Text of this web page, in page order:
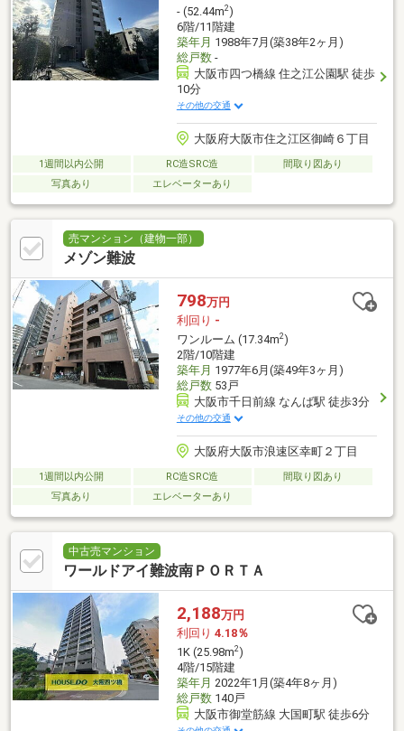
- (52.44m2)
6階/11階建
築年月 1988年7月(築38年2ヶ月)
総戸数-
大阪市四つ橋線 住之江公園駅 徒歩
10分
その他の交通
大阪府大阪市住之江区御崎６丁目
1週間以内公開 RC造SRC造
間取り図あり
写真あり
エレベーターあり
売マンション（建物一部）
メゾン難波
798万円
利回り -
ワンルーム (17.34m2)
2階/10階建
築年月 1977年6月(築49年3ヶ月)
総戸数53戸
大阪市千日前線 なんば駅 徒歩3分
その他の交通
大阪府大阪市浪速区幸町２丁目
1週間以内公開 RC造SRC造
間取り図あり
写真あり
エレベーターあり
中古売マンション
ワールドアイ難波南ＰＯＲＴＡ
2,188万円
利回り 4.18％
1K (25.98m2)
4階/15階建
築年月 2022年1月(築4年8ヶ月)
総戸数140戸
大阪市御堂筋線 大国町駅 徒歩6分